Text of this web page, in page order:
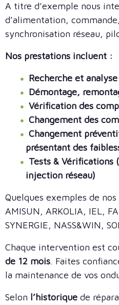
A titre d’exemple nous
d’alimentation,
synchronisation réseau,
Nos prestations incluent :
Recherche et
Démontage,
Vérification des
Changement des
Changement
présentant des
Tests & Vérifications
injection réseau)
Quelques exemples de
AMISUN, ARKOLIA, IEL,
SYNERGIE, NASS&WIN,
Chaque intervention est
de 12 mois. Faites
la maintenance de vos
Selon l’historique de